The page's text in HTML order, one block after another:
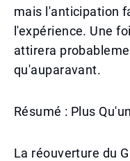
mais l'anticipation
l'expérience. Une
attirera
qu'auparavant.
Résumé : Plus
La réouverture du